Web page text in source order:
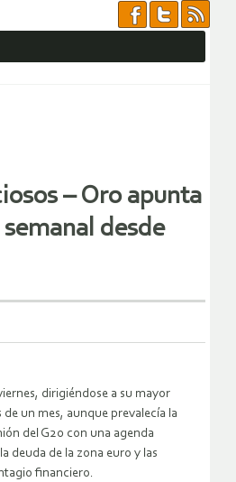
– Oro apunta
desde
dirigiéndose a su mayor
un mes, aunque prevalecía la
del G20 con una agenda
deuda de la zona euro y las
financiero.